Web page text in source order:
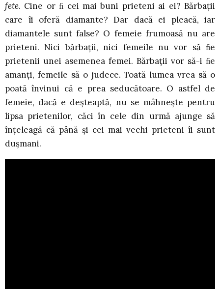
fete. Cine or ﬁ cei mai buni prieteni ai ei? Bărbații
care îi oferă diamante? Dar dacă ei pleacă, iar
diamantele sunt false? O femeie frumoasă nu are
prieteni. Nici bărbații, nici femeile nu vor să ﬁe
prietenii unei asemenea femei. Bărbații vor să-i ﬁe
amanți, femeile să o judece. Toată lumea vrea să o
poată învinui că e prea seducătoare. O astfel de
femeie, dacă e deșteaptă, nu se mâhnește pentru
lipsa prietenilor, căci în cele din urmă ajunge să
înțeleagă că până și cei mai vechi prieteni îi sunt
dușmani.